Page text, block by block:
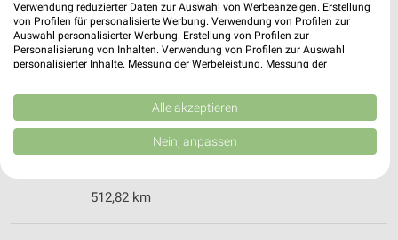
Heute 08:00 - 20:00 Uhr | Geöffnet
514,10 km • Angebote: 1 Prospekt
❯
Vita Nova Reformhaus Heift Erkelenz
Johannismarkt 1
41812 Erkelenz
512,82 km
Verwendung reduzierter Daten zur Auswahl von Werbeanzeigen. Erstellung
von Profilen für personalisierte Werbung. Verwendung von Profilen zur
Auswahl personalisierter Werbung. Erstellung von Profilen zur
Personalisierung von Inhalten. Verwendung von Profilen zur Auswahl
personalisierter Inhalte. Messung der Werbeleistung. Messung der
Kombinationen von Daten aus verschiedenen Quellen. Entwicklung und
Verbesserung der Angebote. Verwendung reduzierter Daten zur Auswahl
von Inhalten.
Daten können außerhalb der Europäischen Union weitergegeben und in die
USA gesendet werden.
Website/App.
Partnerliste anzeigen (1 IAB-Anbieter)
Alle akzeptieren
Nein, anpassen